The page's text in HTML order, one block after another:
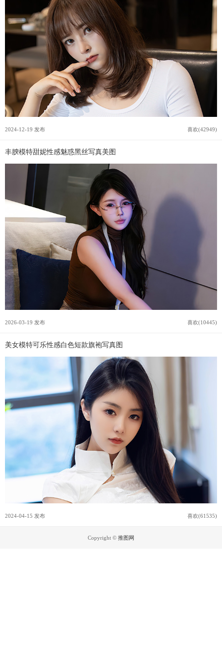
2024-12-19 发布 喜欢(42949)
丰腴模特甜妮性感魅惑黑丝写真美图
2026-03-19 发布 喜欢(10445)
美女模特可乐性感白色短款旗袍写真图
2024-04-15 发布 喜欢(61535)
Copyright © 推图网